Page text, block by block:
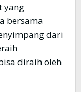
yang
bersama
dari
diraih oleh